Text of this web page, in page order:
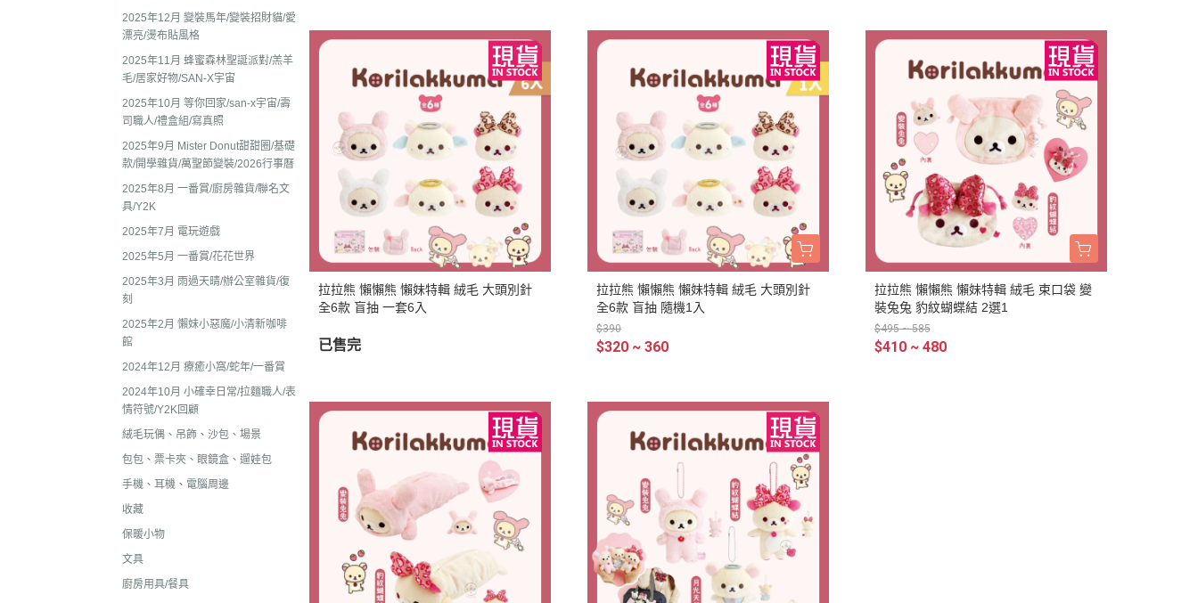
2024年12月 療癒小窩/蛇年/一番
2024年10月 小確幸日常/拉麵職
人/表情符號/Y2K回顧
絨毛玩偶、吊飾、沙包、場景
包包、票卡夾、眼鏡盒、遛娃包
手機、耳機、電腦周邊
文具
廚房用具/餐具
飾品、美妝產品
旅行用品
居家收納 裝飾
洗漱衛浴用品
服飾配件
2022年10月 經典回顧系列
2022年7月 療癒國度
2022年7月 幽靈遊樂園
2022年4月 鳥類好朋友
2022年4月 10周年全員集合
2022年3月 10周年海底世界
2022年3月 10周年變裝柴犬
2021年11月 甜點店
2021年12月 戲院爆米花
2021年9月 美式速食店
2021年4月 公園玩耍
2021年2月 花叢相遇兔兔
2021年2月 棉花糖樂園
2020年4月 露營登山系列
2020年4月 炸豬排餐系列
DECOLE 招福文具
DECOLE 草莓咖啡廳
DECOLE 節分祭
DECOLE 櫻花盛開
DECOLE 休閒花園農場
DECOLE 貝貓
DECOLE 三毛貓酒吧
DECOLE 西瓜天堂
DECOLE 咖啡廳系列
DECOLE 秋季特產
DECOLE 旅貓
DECOLE 商店街 咖啡廳
DECOLE 商店街 壽司店
DECOLE 南瓜收穫祭
DECOLE 萬聖節南瓜王國
DECOLE 昭和聖誕派對
DECOLE 耶誕市集
DECOLE 萬聖節百鬼夜行派對
2025年12月 變裝馬年/變裝招財貓/愛
漂亮/燙布貼風格
2025年11月 蜂蜜森林聖誕派對/羔羊
毛/居家好物/SAN-X宇宙
2025年10月 等你回家/san-x宇宙/壽
司職人/禮盒組/寫真照
2025年9月 Mister Donut甜甜圈/基礎
款/開學雜貨/萬聖節變裝/2026行事曆
2025年8月 一番賞/廚房雜貨/聯名文
具/Y2K
2025年7月 電玩遊戲
2025年5月 一番賞/花花世界
2025年3月 雨過天晴/辦公室雜貨/復
刻
2025年2月 懶妹小惡魔/小清新咖啡
館
2024年12月 療癒小窩/蛇年/一番賞
2024年10月 小確幸日常/拉麵職人/表
情符號/Y2K回顧
絨毛玩偶、吊飾、沙包、場景
包包、票卡夾、眼鏡盒、遛娃包
手機、耳機、電腦周邊
收藏
保暖小物
文具
廚房用具/餐具
拉拉熊 懶懶熊 懶妹特輯 絨毛 大頭別針
全6款 盲抽 一套6入
已售完
拉拉熊 懶懶熊 懶妹特輯 絨毛 大頭別針
全6款 盲抽 隨機1入
$390
$320 ~ 360
拉拉熊 懶懶熊 懶妹特輯 絨毛 束口袋 變
裝兔兔 豹紋蝴蝶結 2選1
$495 ~ 585
$410 ~ 480